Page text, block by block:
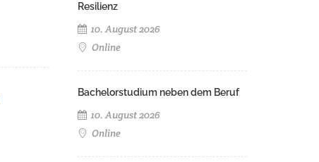
Resilienz
10. August 2026
Online
Bachelorstudium neben dem Beruf
10. August 2026
Online